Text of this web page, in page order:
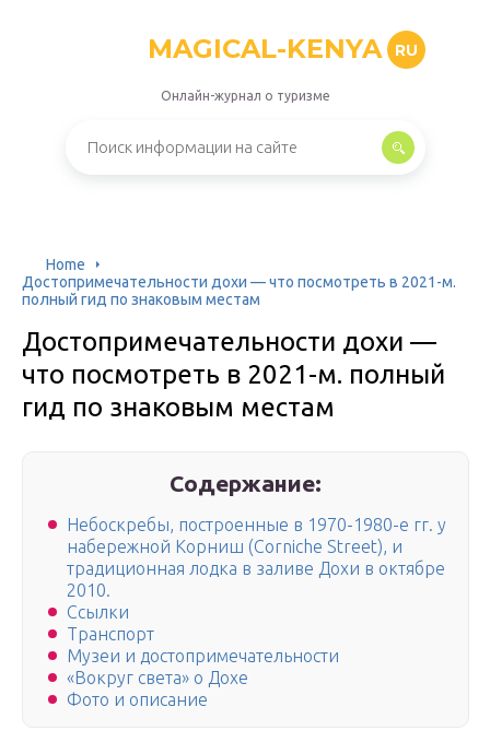
MAGICAL-KENYA RU
Онлайн-журнал о туризме
Home
Достопримечательности дохи — что посмотреть в 2021-м.
полный гид по знаковым местам
Достопримечательности дохи —
что посмотреть в 2021-м. полный
гид по знаковым местам
Содержание:
Небоскребы, построенные в 1970-1980-е гг. у
набережной Корниш (Corniche Street), и
традиционная лодка в заливе Дохи в октябре
2010.
Ссылки
Транспорт
Музеи и достопримечательности
«Вокруг света» о Дохе
Фото и описание